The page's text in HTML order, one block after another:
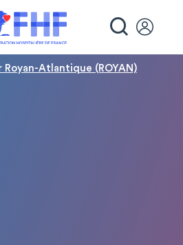
Atlantique (ROYAN)
cookies